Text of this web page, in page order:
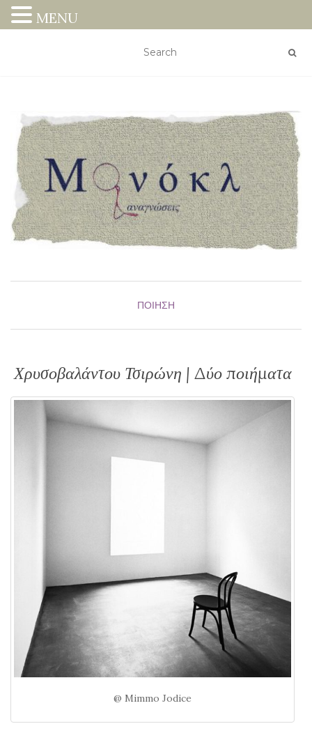
ΠΟΊΗΣΗ
Χρυσοβαλάντου Τσιρώνη | Δύο ποιήματα
@ Mimmo Jodice
MENU